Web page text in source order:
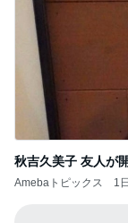
秋吉久美子 友人が
Amebaトピックス 1